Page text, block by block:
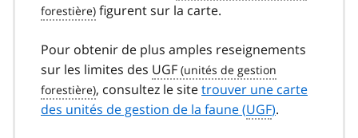
figurent sur la carte.
Pour obtenir de plus amples reseignements
sur les limites des UGF
, consultez le sitetrouver une carte
des unités de gestion de la faune (UGF).